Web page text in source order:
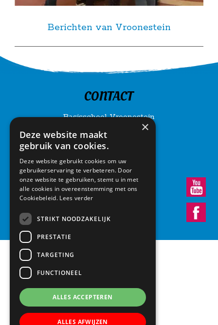
Berichten van Vroonestein
CONTACT
Basisschool Vroonestein
Lohengrinhof 15-17
3438 RA Nieuwegein
030 – 6037291
info@vroonestein.nl
×
Deze website maakt
gebruik van cookies.
Deze website gebruikt cookies om uw
gebruikerservaring te verbeteren. Door
onze website te gebruiken, stemt u in met
alle cookies in overeenstemming met ons
Cookiebeleid. Lees verder
STRIKT NOODZAKELIJK
PRESTATIE
TARGETING
FUNCTIONEEL
ALLES ACCEPTEREN
ALLES AFWIJZEN